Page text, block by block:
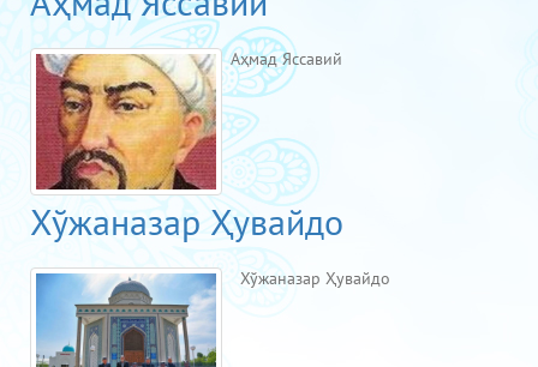
Аҳмад Яссавий
Хўжаназар Ҳувайдо
Хўжаназар Ҳувайдо